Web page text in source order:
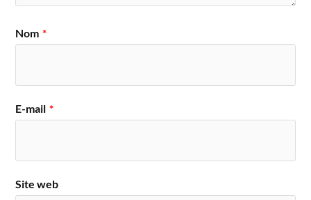
Nom *
E-mail *
Site web